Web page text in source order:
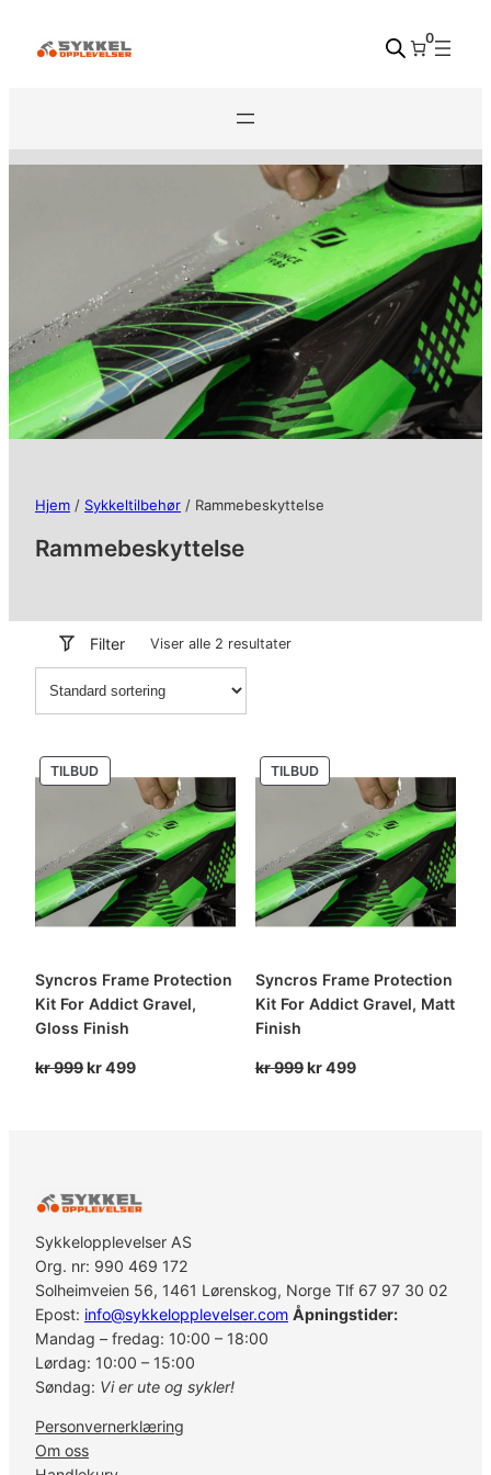
0
Hjem / Sykkeltilbehør / Rammebeskyttelse
Rammebeskyttelse
Filter Viser alle 2 resultater
TILBUDPRODUKT
PÅ
Syncros Frame Protection
Kit For Addict Gravel,
Gloss Finish
kr999Opprinnelig
kr499Nåværende
TILBUDPRODUKT
PÅ
Syncros Frame Protection
Kit For Addict Gravel, Matt
Finish
kr999Opprinnelig
kr499Nåværende
Sykkelopplevelser AS
Org. nr: 990 469 172
Solheimveien 56, 1461 Lørenskog, Norge Tlf 67 97 30 02
Epost: info@sykkelopplevelser.com Åpningstider:
Mandag – fredag: 10:00 – 18:00
Lørdag: 10:00 – 15:00
Søndag: Vi er ute og sykler!
Personvernerklæring
Om oss